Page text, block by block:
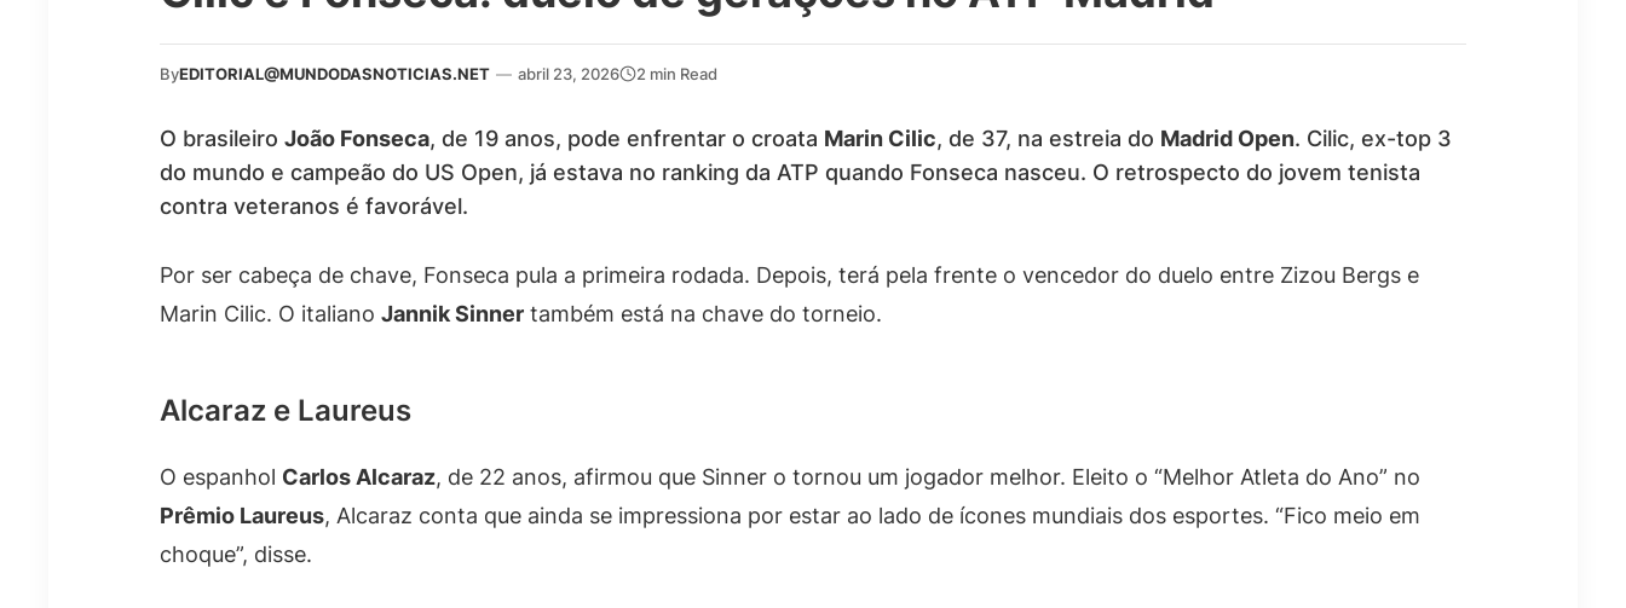
ByEDITORIAL@MUNDODASNOTICIAS.NET — abril 23, 2026 2 min Read
O brasileiro João Fonseca, de 19 anos, pode enfrentar o croata Marin Cilic, de 37, na estreia do Madrid Open. Cilic, ex-top 3
do mundo e campeão do US Open, já estava no ranking da ATP quando Fonseca nasceu. O retrospecto do jovem tenista
contra veteranos é favorável.
Por ser cabeça de chave, Fonseca pula a primeira rodada. Depois, terá pela frente o vencedor do duelo entre Zizou Bergs e
Marin Cilic. O italiano Jannik Sinner também está na chave do torneio.
Alcaraz e Laureus
O espanhol Carlos Alcaraz, de 22 anos, afirmou que Sinner o tornou um jogador melhor. Eleito o “Melhor Atleta do Ano” no
Prêmio Laureus, Alcaraz conta que ainda se impressiona por estar ao lado de ícones mundiais dos esportes. “Fico meio em
choque”, disse.